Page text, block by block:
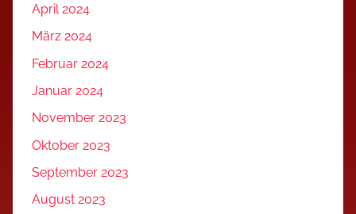
April 2024
März 2024
Februar 2024
Januar 2024
November 2023
Oktober 2023
September 2023
August 2023